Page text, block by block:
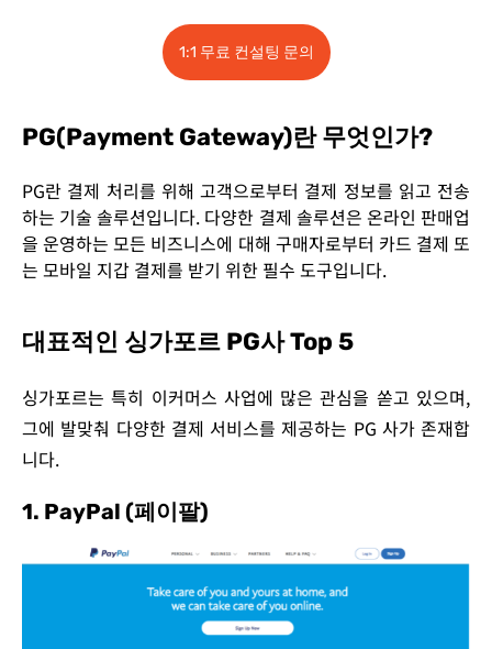
1:1 무료 컨설팅 문의
PG(Payment Gateway)란 무엇인가?
PG란 결제 처리를 위해 고객으로부터 결제 정보를 읽고 전송
하는 기술 솔루션입니다. 다양한 결제 솔루션은 온라인 판매업
을 운영하는 모든 비즈니스에 대해 구매자로부터 카드 결제 또
는 모바일 지갑 결제를 받기 위한 필수 도구입니다.
대표적인 싱가포르 PG사 Top 5
싱가포르는 특히 이커머스 사업에 많은 관심을 쏟고 있으며,
그에 발맞춰 다양한 결제 서비스를 제공하는 PG 사가 존재합
니다.
1. PayPal (페이팔)